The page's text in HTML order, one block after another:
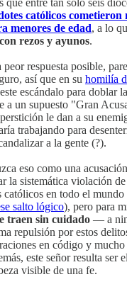
que entre tan sólo seis
católicos cometieron
menores de edad, a lo
rezos y ayunos.
peor respuesta posible,
así que en su homilía
escándalo para doblar
a un supuesto "Gran
le dan a su
trabajando para
a la gente (?).
eso como una
la sistemática violación
católicos en todo el
salto lógico), pero para
traen sin cuidado — a
repulsión por estos
en código y mucho
este señor resulta ser
visible de una fe.